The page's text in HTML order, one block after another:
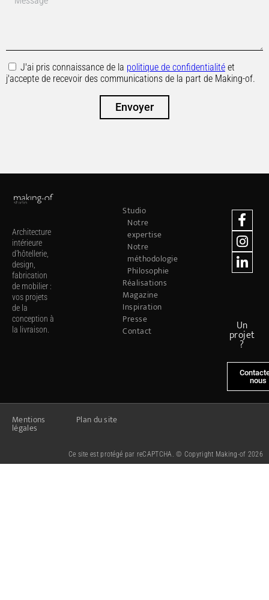
J'ai pris connaissance de la politique de confidentialité et
j'accepte de recevoir des communications de la part de Making-of.
Envoyer
Architecture
intérieure
d’hôtellerie,
design,
fabrication
de mobilier :
vos projets
de la
conception à
la livraison.
Studio
Notre
expertise
Notre
méthodologie
Philosophie
Réalisations
Magazine
Inspiration
Presse
Contact
Un
projet
?
nous
Mentions
légales
Plan du site
Ce site est protégé par reCAPTCHA. © Copyright Making-of 2026